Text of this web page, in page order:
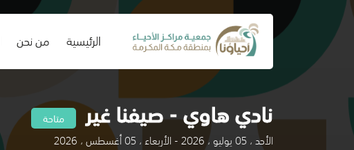
الرئيسية
(current) من نحن
نادي هاوي - صيفنا غير متاحة
الأحد ، 05 يوليو ، 2026 - الأربعاء ، 05 أغسطس ، 2026